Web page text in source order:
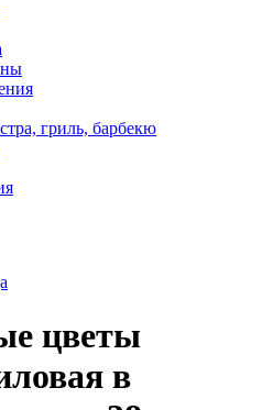
гриль, барбекю
цветы
в